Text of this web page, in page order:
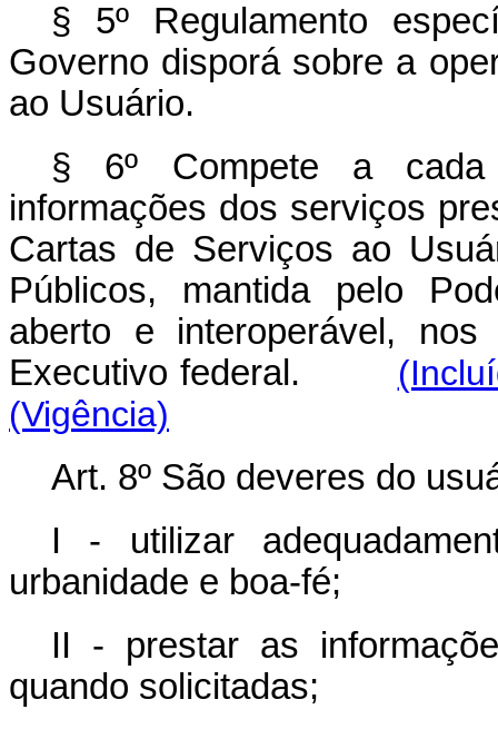
§ 5º Regulamento
Governo disporá sobre a
ao Usuário.
§ 6º Compete a
informações dos serviços
Cartas de Serviços ao
Públicos, mantida pelo
aberto e interoperável,
Executivo federal.
(Vigência)
Art. 8º São deveres do
I - utilizar
urbanidade e boa-fé;
II - prestar as
quando solicitadas;